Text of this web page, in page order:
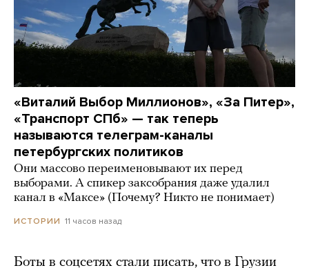
«Виталий Выбор Миллионов», «За Питер»,
«Транспорт СПб» — так теперь
называются телеграм-каналы
петербургских политиков
Они массово переименовывают их перед
выборами. А спикер заксобрания даже удалил
канал в «Максе» (Почему? Никто не понимает)
ИСТОРИИ 11 часов назад
Боты в соцсетях стали писать, что в Грузии